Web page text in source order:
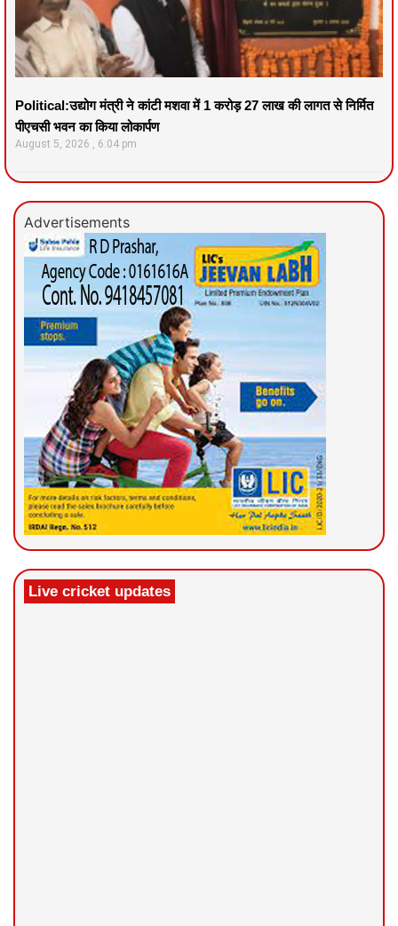
Political:उद्योग मंत्री ने कांटी मशवा में 1 करोड़ 27 लाख की लागत से निर्मित
पीएचसी भवन का किया लोकार्पण
August 5, 2026 6:04 pm
Advertisements
Live cricket updates